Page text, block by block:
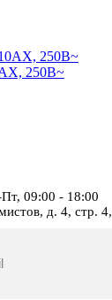
250В~
09:00 - 18:00
д. 4, стр.